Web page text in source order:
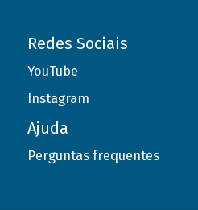
Redes Sociais
YouTube
Instagram
Ajuda
Perguntas frequentes